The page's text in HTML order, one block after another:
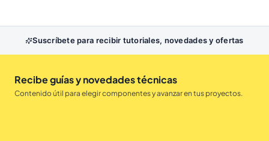
Suscríbete para recibir tutoriales, novedades y ofertas
Recibe guías y novedades técnicas
Contenido útil para elegir componentes y avanzar en tus proyectos.